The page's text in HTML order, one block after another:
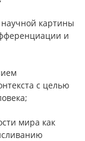
картины
и
с целью
мира как